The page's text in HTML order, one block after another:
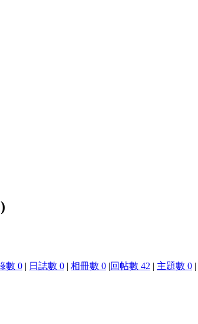
數 0 | 日誌數 0 | 相冊數 0 |回帖數 42 | 主題數 0 |